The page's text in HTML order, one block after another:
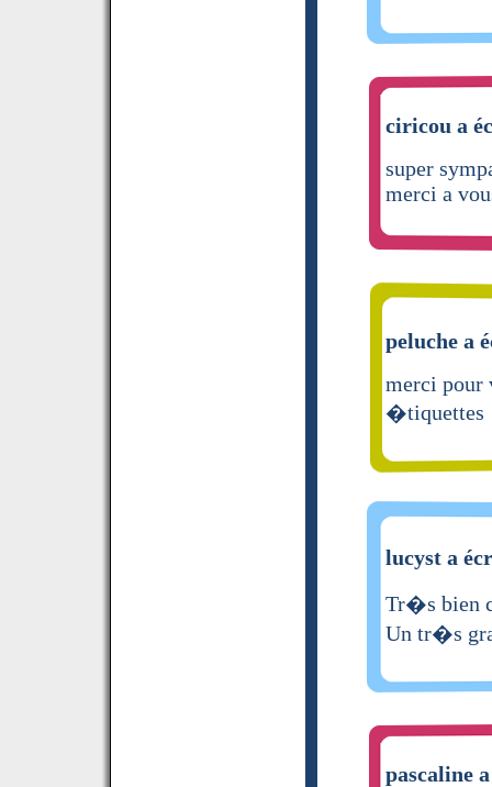
ciricou a
super
merci a
peluche a
merci pour
�tiquettes
lucyst a
Tr�s bien
Un tr�s
pascaline